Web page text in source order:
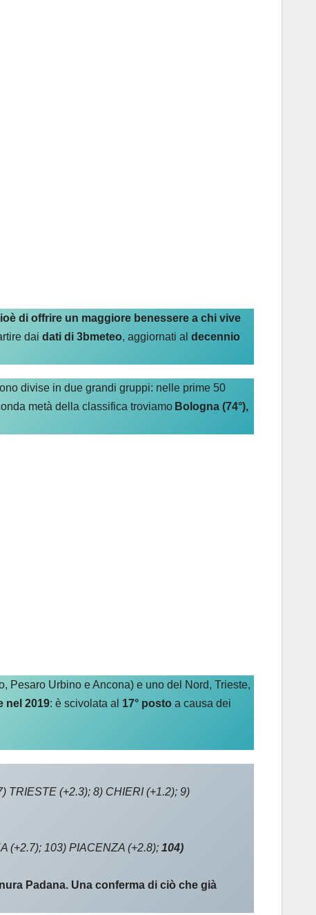
di offrire un maggiore benessere a chi vive
dai dati di 3bmeteo, aggiornati al decennio
divise in due grandi gruppi: nelle prime 50
metà della classifica troviamo Bologna (74°),
Pesaro Urbino e Ancona) e uno del Nord, Trieste,
nel 2019: è scivolata al 17° posto a causa dei
TRIESTE (+2.3); 8) CHIERI (+1.2); 9)
(+2.7); 103) PIACENZA (+2.8); 104)
Padana. Una conferma di ciò che già